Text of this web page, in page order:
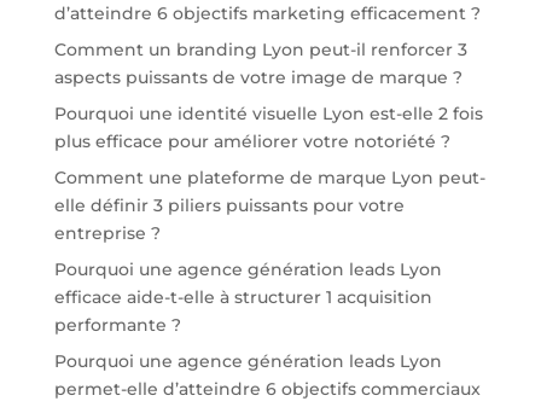
d’atteindre 6 objectifs marketing efficacement ?
Comment un branding Lyon peut-il renforcer 3
aspects puissants de votre image de marque ?
Pourquoi une identité visuelle Lyon est-elle 2 fois
plus efficace pour améliorer votre notoriété ?
Comment une plateforme de marque Lyon peut-
elle définir 3 piliers puissants pour votre
entreprise ?
Pourquoi une agence génération leads Lyon
efficace aide-t-elle à structurer 1 acquisition
performante ?
Pourquoi une agence génération leads Lyon
permet-elle d’atteindre 6 objectifs commerciaux